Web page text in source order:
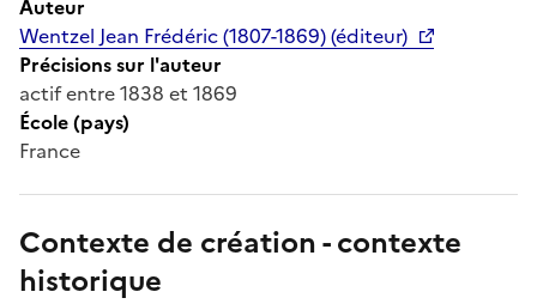
Auteur
Wentzel Jean Frédéric (1807-1869) (éditeur)
Précisions sur l'auteur
actif entre 1838 et 1869
École (pays)
France
Contexte de création - contexte
historique